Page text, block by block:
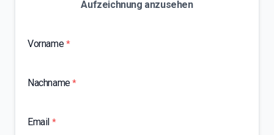
Aufzeichnung anzusehen
Vorname*
Nachname*
Email *